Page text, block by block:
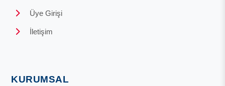
Üye Girişi
İletişim
KURUMSAL